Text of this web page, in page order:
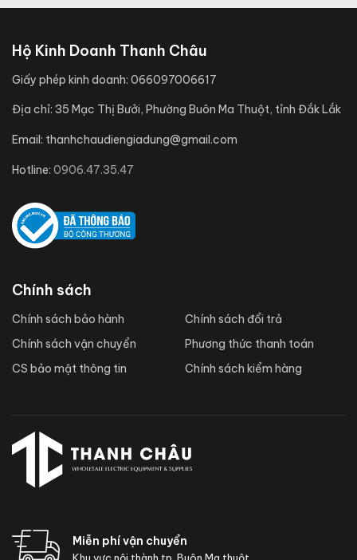
Hộ Kinh Doanh Thanh Châu
Giấy phép kinh doanh: 066097006617
Địa chỉ: 35 Mạc Thị Bưởi, Phường Buôn Ma Thuột, tỉnh Đắk Lắk
Email: thanhchaudiengiadung@gmail.com
Hotline: 0906.47.35.47
Chính sách
Chính sách bảo hành
Chính sách vận chuyển
CS bảo mật thông tin
Chính sách đổi trả
Phương thức thanh toán
Chính sách kiểm hàng
Miễn phí vận chuyển